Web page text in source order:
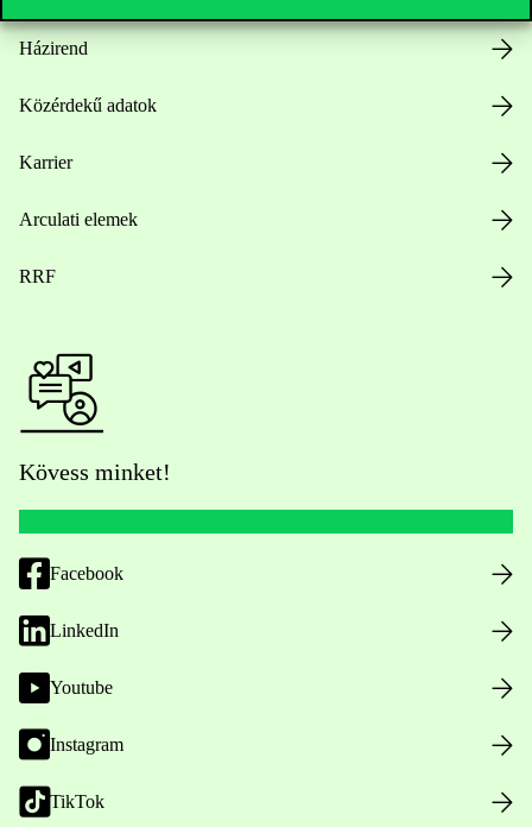
Házirend
Közérdekű adatok
Karrier
Arculati elemek
RRF
Kövess minket!
Facebook
LinkedIn
Youtube
Instagram
TikTok